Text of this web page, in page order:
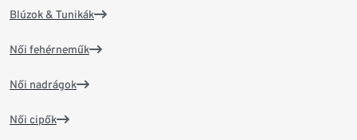
Blúzok & Tunikák
Női fehérneműk
Női nadrágok
Női cipők